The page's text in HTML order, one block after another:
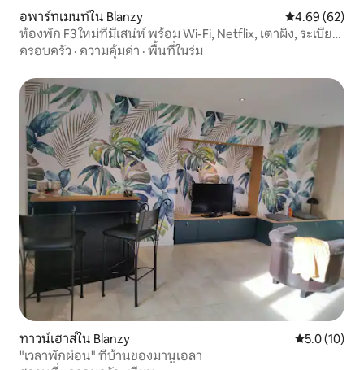
อพาร์ทเมนท์ใน Blanzy คะแนนเฉลี่ย
4.69 (62)
ห้องพัก F3 ใหม่ที่มีเสน่ห์ พร้อม Wi-Fi, Netflix, เตาผิง, ระเบียง,
สนาม
ครอบครัว · ความคุ้มค่า · พื้นที่ในร่ม
ทาวน์เฮาส์ใน Blanzy คะแนนเฉลี่ย
5.0 (10)
"เวลาพักผ่อน" ที่บ้านของมานูเอลา